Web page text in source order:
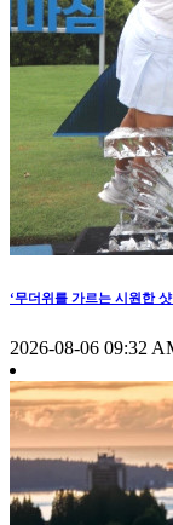
‘무더위를 가르는 시원한
2026-08-06 09:32